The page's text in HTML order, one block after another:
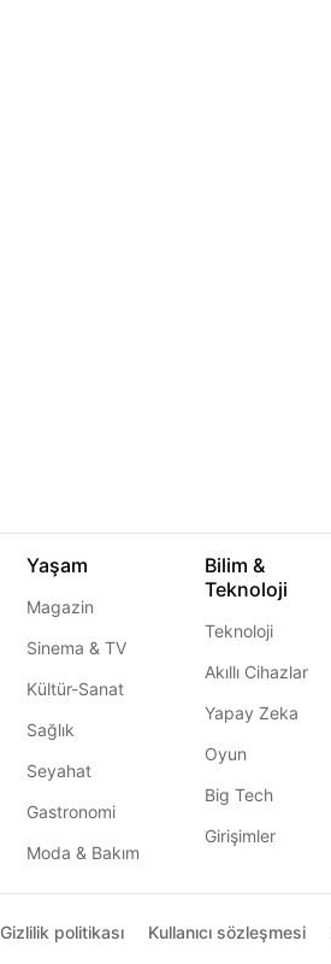
Yaşam
Magazin
Sinema & TV
Kültür-Sanat
Sağlık
Seyahat
Gastronomi
Moda & Bakım
Bilim &
Teknoloji
Teknoloji
Akıllı Cihazlar
Yapay Zeka
Oyun
Big Tech
Girişimler
Gizlilik politikası Kullanıcı sözleşmesi